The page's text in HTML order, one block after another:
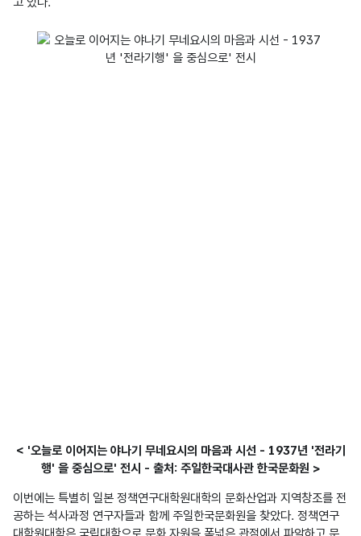
< '오늘로 이어지는 야나기 무네요시의 마음과 시선 - 1937년 '전라기
행' 을 중심으로' 전시 - 출처: 주일한국대사관 한국문화원 >
이번에는 특별히 일본 정책연구대학원대학의 문화산업과 지역창조를 전
공하는 석사과정 연구자들과 함께 주일한국문화원을 찾았다. 정책연구